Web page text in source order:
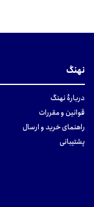
نهنگ
دربارهٔ نهنگ
قوانین و مقررات
راهنمای خرید و ارسال
پشتیبانی